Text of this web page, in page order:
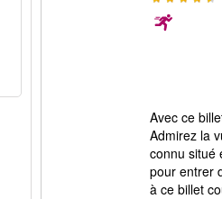
Avec ce
Admirez la
connu situé
pour entrer
à ce billet